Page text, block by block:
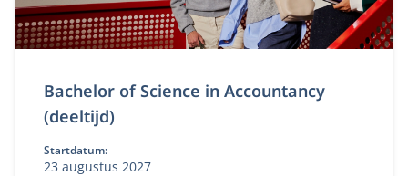
Bachelor of Science in Accountancy
(deeltijd)
Startdatum:
23 augustus 2027